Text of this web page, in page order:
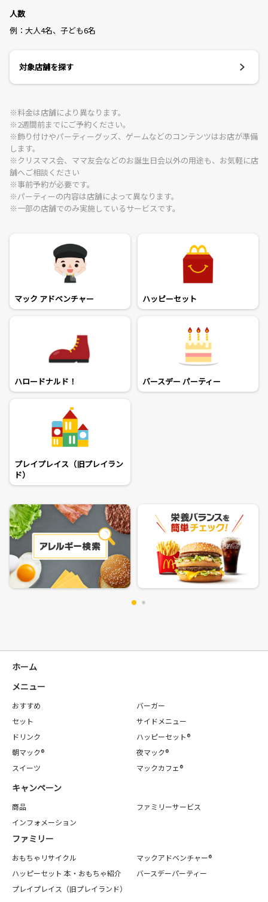
人数
例：大人4名、子ども6名
対象店舗を探す
※料金は店舗により異なります。
※2週間前までにご予約ください。
※飾り付けやパーティーグッズ、ゲームなどのコンテンツはお店が準備
します。
※クリスマス会、ママ友会などのお誕生日会以外の用途も、お気軽に店
舗へご相談ください
※事前予約が必要です。
※パーティーの内容は店舗によって異なります。
※一部の店舗でのみ実施しているサービスです。
マック アドベンチャー ハッピーセット
ハロードナルド！ バースデー パーティー
プレイプレイス（旧プレイラン
ド）
ホーム
メニュー
おすすめ
バーガー
セット
サイドメニュー
ドリンク
ハッピーセット®
朝マック®
夜マック®
スイーツ
マックカフェ®
キャンペーン
商品
ファミリーサービス
インフォメーション
ファミリー
おもちゃリサイクル
マックアドベンチャー®
ハッピーセット 本・おもちゃ紹介
バースデーパーティー
プレイプレイス（旧プレイランド）